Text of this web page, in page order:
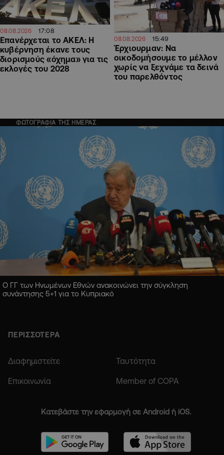
08.08.2026 17:08
Επανέρχεται το ΑΚΕΛ: Η
κυβέρνηση έκανε τους
διορισμούς «όχημα» για τις
εκλογές του 2028
08.08.2026 15:49
Έρχιουρμαν: Να
οικοδομήσουμε το μέλλον
χωρίς να ξεχνάμε τα δεινά
του παρελθόντος
ΦΩΤΟΓΡΑΦΙΑ ΤΗΣ ΗΜΕΡΑΣ
Ο ΓΓ των Ηνωμένων Εθνών ανακοινώνει την σύγκληση
συνάντησης 5+1 για το Κυπριακό
ΠΕΡΙΣΣΟΤΕΡΑ
Διαφημιστείτε Ταυτότητα
Επικοινωνία Member of COPA
Κατεβάστε την εφαρμογή σε Android ή iOS.